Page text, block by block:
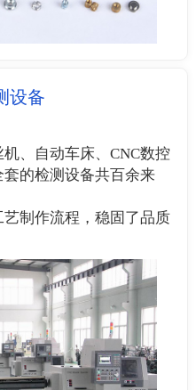
设备
、自动车床、CNC数控
的检测设备共百余来
制作流程，稳固了品质